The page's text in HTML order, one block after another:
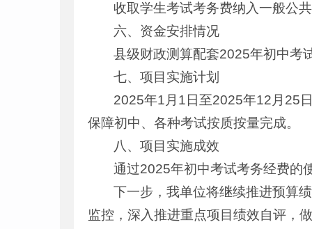
收取学生考试考务费纳入一般公
六、资金安排情况
县级财政测算配套2025年初中考
七、项目实施计划
2025年1月1日至2025年12月25
保障初中、各种考试按质按量完成。
八、项目实施成效
通过2025年初中考试考务经费的
下一步，我单位将继续推进预算
监控，深入推进重点项目绩效自评，